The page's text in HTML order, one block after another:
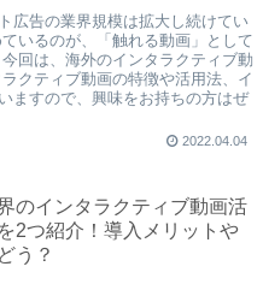
広告の業界規模は拡大し続けてい
いるのが、「触れる動画」として
回は、海外のインタラクティブ動
クティブ動画の特徴や活用法、イ
ますので、興味をお持ちの方はぜ
2022.04.04
のインタラクティブ動画活
2つ紹介！導入メリットや
う？